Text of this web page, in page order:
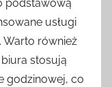
podstawową
usługi
Warto również
stosują
godzinowej, co